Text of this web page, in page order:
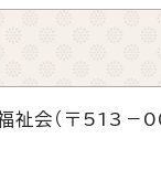
祉会（〒513